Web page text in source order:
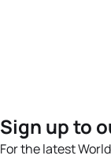
Sign up to
For the latest